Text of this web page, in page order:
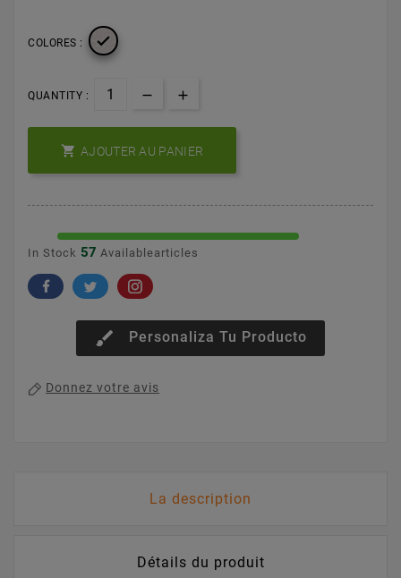
COLORES : 
QUANTITY :
 AJOUTER AU PANIER
In Stock 57 Availablearticles
brush Personaliza Tu Producto
Donnez votre avis
La description
Détails du produit